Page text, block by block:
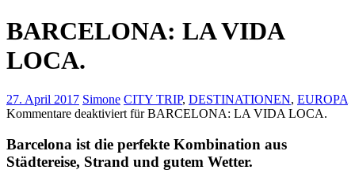
BARCELONA: LA VIDA
LOCA.
27. April 2017 Simone CITY TRIP, DESTINATIONEN, EUROPA
Kommentare deaktiviert für BARCELONA: LA VIDA LOCA.
Barcelona ist die perfekte Kombination aus
Städtereise, Strand und gutem Wetter.